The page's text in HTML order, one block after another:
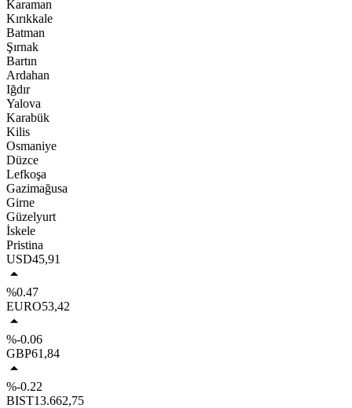
Karaman
Kırıkkale
Batman
Şırnak
Bartın
Ardahan
Iğdır
Yalova
Karabük
Kilis
Osmaniye
Düzce
Lefkoşa
Gazimağusa
Girne
Güzelyurt
İskele
Pristina
USD45,91
%0.47
EURO53,42
%-0.06
GBP61,84
%-0.22
BIST13.662,75